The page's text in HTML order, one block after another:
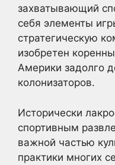
захватывающий
себя элементы
стратегическую
изобретен
Америки задолго
колонизаторов.
Исторически
спортивным
важной частью
практики многих